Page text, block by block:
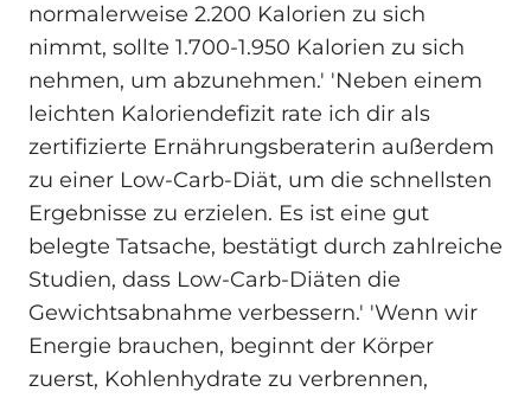
normalerweise 2.200 Kalorien zu sich
nimmt, sollte 1.700-1.950 Kalorien zu sich
nehmen, um abzunehmen.' 'Neben einem
leichten Kaloriendefizit rate ich dir als
zertifizierte Ernährungsberaterin außerdem
zu einer Low-Carb-Diät, um die schnellsten
Ergebnisse zu erzielen. Es ist eine gut
belegte Tatsache, bestätigt durch zahlreiche
Studien, dass Low-Carb-Diäten die
Gewichtsabnahme verbessern.' 'Wenn wir
Energie brauchen, beginnt der Körper
zuerst, Kohlenhydrate zu verbrennen,